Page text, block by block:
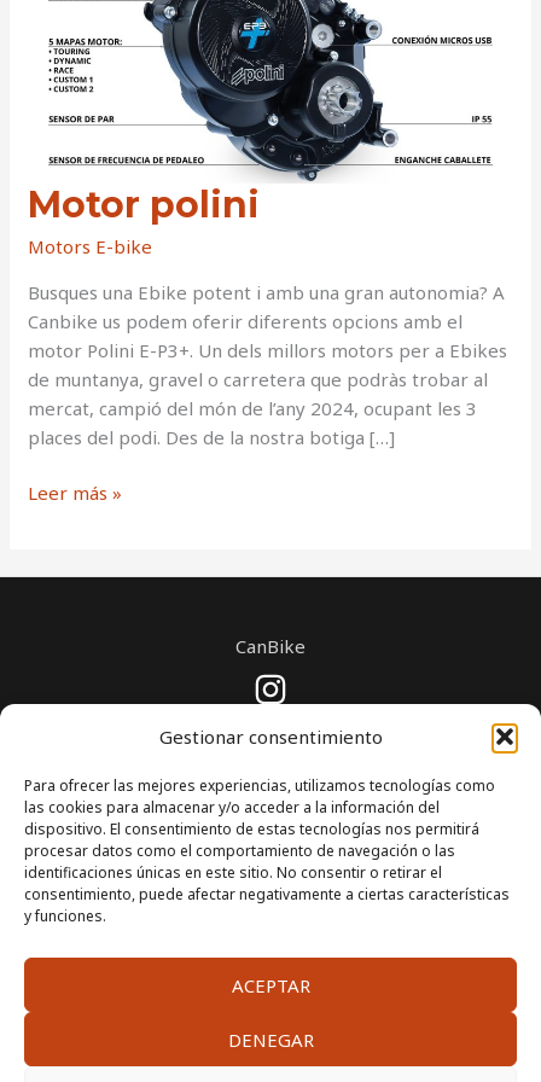
Gestionar consentimiento
Para ofrecer las mejores experiencias, utilizamos tecnologías como
las cookies para almacenar y/o acceder a la información del
dispositivo. El consentimiento de estas tecnologías nos permitirá
procesar datos como el comportamiento de navegación o las
identificaciones únicas en este sitio. No consentir o retirar el
consentimiento, puede afectar negativamente a ciertas características
y funciones.
ACEPTAR
DENEGAR
Motor polini
Motors E-bike
Busques una Ebike potent i amb una gran autonomia? A
Canbike us podem oferir diferents opcions amb el
motor Polini E-P3+. Un dels millors motors per a Ebikes
de muntanya, gravel o carretera que podràs trobar al
mercat, campió del món de l’any 2024, ocupant les 3
places del podi. Des de la nostra botiga […]
Motor
Leer más »
CanBike
Copyright © 2026 Todos los derechos reservados
Financiado por la Unión Europea - NextGenerationEU